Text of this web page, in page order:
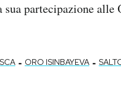
partecipazione
- ORO ISINBAYEVA -